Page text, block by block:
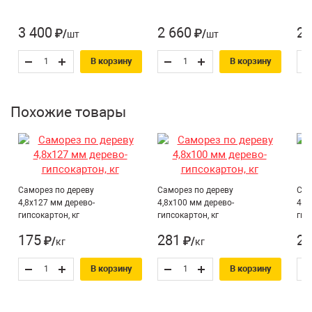
Назначение*:
Для дерева
Усиленный крепеж: Нет
3 400 ₽/шт
В корзину
2 660 ₽/шт
В корзину
2
Похожие товары
Саморез по дереву
4,8х127 мм дерево-
гипсокартон, кг
175 ₽/кг
В корзину
Саморез по дереву
4,8х100 мм дерево-
гипсокартон, кг
281 ₽/кг
В корзину